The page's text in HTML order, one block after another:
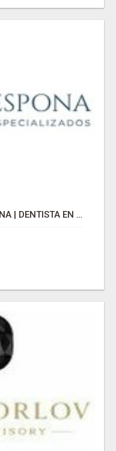
CLÍNICA DENTAL ROIG ESPONA | DENTISTA EN SARRIA SANT GERVASI